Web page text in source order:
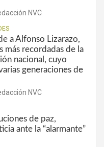
NVC
a Alfonso Lizarazo,
más recordadas de la
nacional, cuyo
generaciones de
NVC
de paz,
ante la “alarmante”